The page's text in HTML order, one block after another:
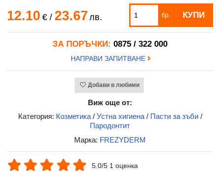
12.10 €/ 23.67 лв. бр. КУПИ
ЗА ПОРЪЧКИ: 0875 / 322 000
НАПРАВИ ЗАПИТВАНЕ
Добави в любими
Виж още от:
Категория: Козметика/ Устна хигиена/ Пасти за зъби/
Пародонтит
Марка: FREZYDERM
5.0/5 1 оценка